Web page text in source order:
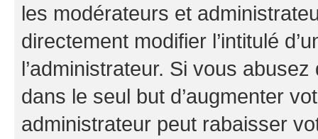
les modérateurs et
directement modifier l’intitulé
l’administrateur. Si vous
dans le seul but d’augmenter
administrateur peut rabaisser